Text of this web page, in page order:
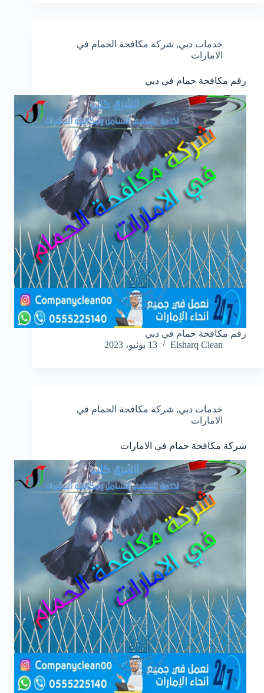
خدمات دبي, شركة مكافحة الحمام في
الامارات
رقم مكافحة حمام في دبي
رقم مكافحة حمام في دبي
Elsharq Clean
13 يونيو، 2023
خدمات دبي, شركة مكافحة الحمام في
الامارات
شركة مكافحة حمام في الامارات